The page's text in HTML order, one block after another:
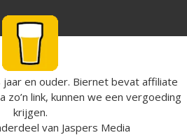
en ouder. Biernet bevat affiliate
link, kunnen we een vergoeding
krijgen.
van Jaspers Media